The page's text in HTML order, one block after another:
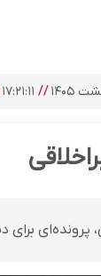
// ۱۷:۲۱:۱۱
پرونده‌ای